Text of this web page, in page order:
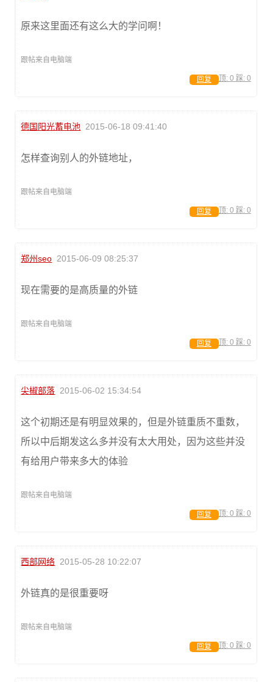
原来这里面还有这么大的学问啊！
跟帖来自电脑端
顶: 0 踩: 0
回复
德国阳光蓄电池 2015-06-18 09:41:40
怎样查询别人的外链地址，
跟帖来自电脑端
顶: 0 踩: 0
回复
郑州seo 2015-06-09 08:25:37
现在需要的是高质量的外链
跟帖来自电脑端
顶: 0 踩: 0
回复
尖椒部落 2015-06-02 15:34:54
这个初期还是有明显效果的，但是外链重质不重数，
所以中后期发这么多并没有太大用处，因为这些并没
有给用户带来多大的体验
跟帖来自电脑端
顶: 0 踩: 0
回复
西部网络 2015-05-28 10:22:07
外链真的是很重要呀
跟帖来自电脑端
顶: 0 踩: 0
回复